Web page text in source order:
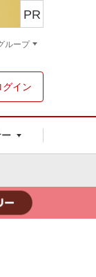
グイン
PR
ループ